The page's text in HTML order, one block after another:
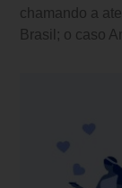
chamando a
Brasil; o caso